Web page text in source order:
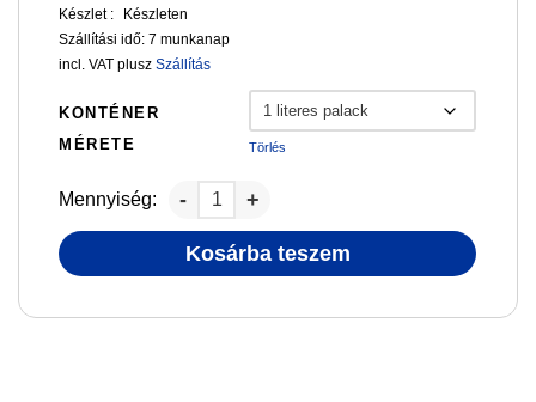
Készlet :
Készleten
Szállítási idő:7 munkanap
incl. VAT pluszSzállítás
KONTÉNER
MÉRETE
Törlés
Mennyiség:
Kosárba teszem